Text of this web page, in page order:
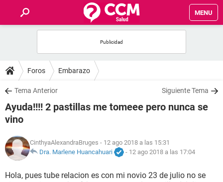
MENU
FOROS
SALUD
FAMILIA
NUTRICIÓN
Foros Embarazo
Tema Anterior Siguiente Tema
Ayuda!!!! 2 pastillas me tomeee pero nunca se
vino
CinthyaAlexandraBruges - 12 ago 2018 a las 15:31
Dra. Marlene Huancahuari
- 12 ago 2018 a las 17:04
Hola, pues tube relacion es con mi novio 23 de julio no se